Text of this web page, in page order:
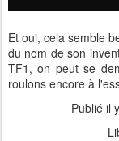
Et oui, cela semble
du nom de son
TF1, on peut se
roulons encore à
Publié il